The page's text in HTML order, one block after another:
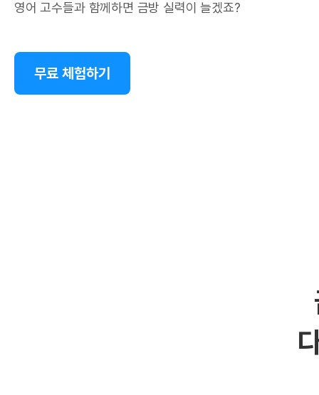
영어 고수들과 함께하면 금방 실력이 늘겠죠?
무료 체험하기